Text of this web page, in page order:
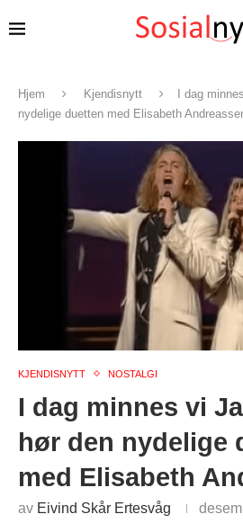
Hjem Kjendisnytt
I dag
nydelige duetten med Elisabeth
KJENDISNYTT NOSTALGI
I dag minnes vi
hør den nydelige
med Elisabeth
av Eivind Skår Ertesvåg